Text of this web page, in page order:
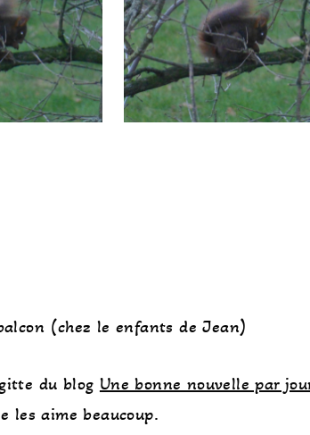
(chez le enfants de Jean)
du blog Une bonne nouvelle par
les aime beaucoup.